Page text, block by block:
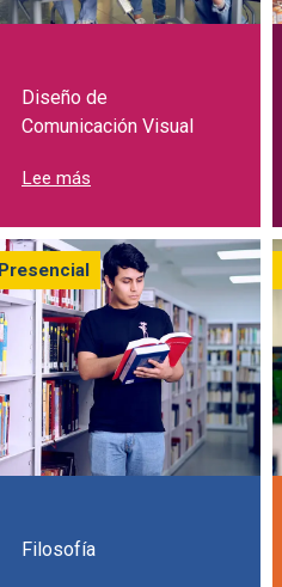
Diseño de
Comunicación Visual
Lee más
Presencial
Filosofía